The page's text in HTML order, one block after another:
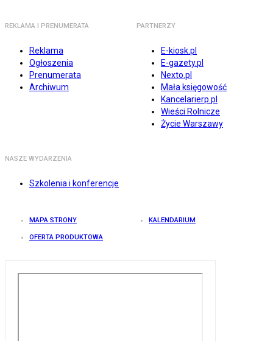
REKLAMA I PRENUMERATA
Reklama
Ogłoszenia
Prenumerata
Archiwum
PARTNERZY
E-kiosk.pl
E-gazety.pl
Nexto.pl
Mała księgowość
Kancelarierp.pl
Wieści Rolnicze
Życie Warszawy
NASZE WYDARZENIA
Szkolenia i konferencje
MAPA STRONY KALENDARIUM
OFERTA PRODUKTOWA